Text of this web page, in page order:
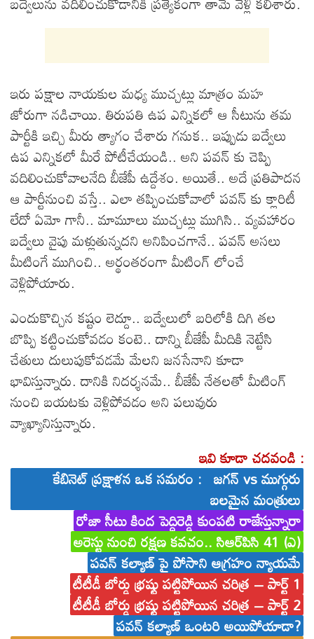
ఇరు పక్షాల నాయకుల మధ్య ముచ్చట్లు మాత్రం మహ
జోరుగా నడిచాయి. తిరుపతి ఉప ఎన్నికలో ఆ సీటును తమ
పార్టీకి ఇచ్చి మీరు త్యాగం చేశారు గనుక.. ఇప్పుడు బద్వేలు
ఉప ఎన్నికలో మీరే పోటీచేయండి.. అని పవన్ కు చెప్పి
వదిలించుకోవాలనేది బీజేపీ ఉద్దేశం. అయితే.. అదే ప్రతిపాదన
ఆ పార్టీనుంచి వస్తే.. ఎలా తప్పించుకోవాలో పవన్ కు క్లారిటీ
లేదో ఏమో గానీ.. మామూలు ముచ్చట్లు ముగిసి.. వ్యవహారం
బద్వేలు వైపు మళ్లుతున్నదని అనిపించగానే.. పవన్ అసలు
మీటింగే ముగించి.. అర్థంతరంగా మీటింగ్ లోంచే
వెళ్లిపోయారు.
ఎందుకొచ్చిన కష్టం లెద్దూ.. బద్వేలులో బరిలోకి దిగి తల
బొప్పి కట్టించుకోవడం కంటె.. దాన్ని బీజేపీ మీదికి నెట్టేసి
చేతులు దులుపుకోవడమే మేలని జనసేనాని కూడా
భావిస్తున్నారు. దానికి నిదర్శనమే.. బీజేపీ నేతలతో మీటింగ్
నుంచి బయటకు వెళ్లిపోవడం అని పలువురు
వ్యాఖ్యానిస్తున్నారు.
ఇవి కూడా చదవండి :
కేబినెట్ ప్రక్షాళన ఒక సమరం : జగన్ vs ముగ్గురు
బలమైన మంత్రులు
రోజా సీటు కింద పెద్దిరెడ్డి కుంపటి రాజేస్తున్నారా
అరెస్టు నుంచి రక్షణ కవచం.. సిఆర్‌పిసి 41 (ఎ)
పవన్ కల్యాణ్ పై పోసాని ఆగ్రహం న్యాయమే
టీటీడీ బోర్డు భ్రష్టు పట్టిపోయిన చరిత్ర – పార్ట్ 1
టీటీడీ బోర్డు భ్రష్టు పట్టిపోయిన చరిత్ర – పార్ట్ 2
పవన్ కల్యాణ్ ఒంటరి అయిపోయాడా?